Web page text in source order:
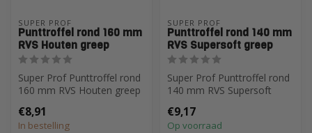
SUPER PROF
Punttroffel rond 160 mm
RVS Houten greep
Super Prof Punttroffel rond
160 mm RVS Houten greep
€8,91
In bestelling
SUPER PROF
Punttroffel rond 140 mm
RVS Supersoft greep
Super Prof Punttroffel rond
140 mm RVS Supersoft
€9,17
Op voorraad